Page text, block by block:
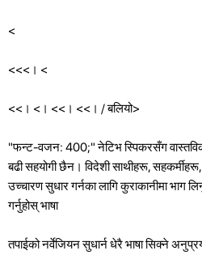
<
<<<। <
<<। <। <<। <<। / बलियो>
"फन्ट-वजन: 400;" नेटिभ स्पिकरसँग वास्तविक
बढी सहयोगी छैन। विदेशी साथीहरू, सहकर्मीहरू,
उच्चारण सुधार गर्नका लागि कुराकानीमा भाग
गर्नुहोस् भाषा
तपाईको नर्वेजियन सुधार्न धेरै भाषा सिक्ने